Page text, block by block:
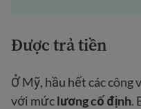
Được trả tiền
Ở Mỹ, hầu hết các công
với mứclương cố định.